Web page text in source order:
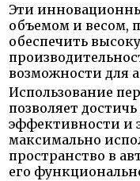
Эти
объемом и весом,
обеспечить
возможности для
Использование
позволяет
эффективности и
максимально
пространство в
его